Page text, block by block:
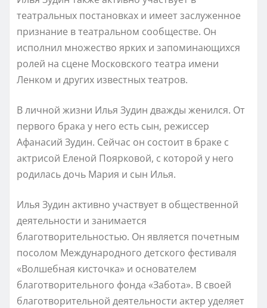
театральных постановках и имеет заслуженное
признание в театральном сообществе. Он
исполнил множество ярких и запоминающихся
ролей на сцене Московского театра имени
Ленком и других известных театров.
В личной жизни Илья Зудин дважды женился. От
первого брака у него есть сын, режиссер
Афанасий Зудин. Сейчас он состоит в браке с
актрисой Еленой Поярковой, с которой у него
родилась дочь Мария и сын Илья.
Илья Зудин активно участвует в общественной
деятельности и занимается
благотворительностью. Он является почетным
посолом Международного детского фестиваля
«Волшебная кисточка» и основателем
благотворительного фонда «Забота». В своей
благотворительной деятельности актер уделяет